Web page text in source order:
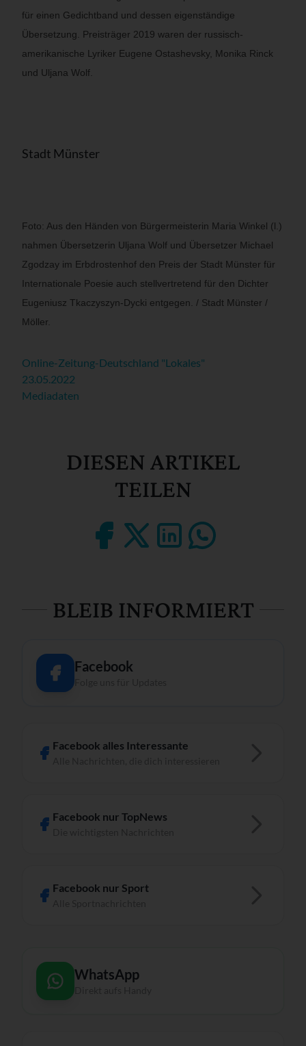
für einen Gedichtband und dessen eigenständige
Übersetzung. Preisträger 2019 waren der russisch-
amerikanische Lyriker Eugene Ostashevsky, Monika Rinck
und Uljana Wolf.
Stadt Münster
Foto: Aus den Händen von Bürgermeisterin Maria Winkel (l.)
nahmen Übersetzerin Uljana Wolf und Übersetzer Michael
Zgodzay im Erbdrostenhof den Preis der Stadt Münster für
Internationale Poesie auch stellvertretend für den Dichter
Eugeniusz Tkaczyszyn-Dycki entgegen. / Stadt Münster /
Möller.
Online-Zeitung-Deutschland "Lokales"
23.05.2022
Mediadaten
DIESEN ARTIKEL
TEILEN
BLEIB INFORMIERT
Facebook
Facebook alles Interessante
Facebook nur TopNews
Facebook nur Sport
WhatsApp